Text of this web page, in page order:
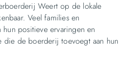
Weert op de lokale
Veel families en
positieve ervaringen en
die de boerderij toevoegt aan hun